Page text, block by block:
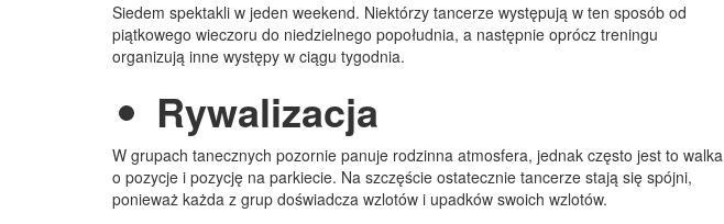
Siedem spektakli w jeden weekend. Niektórzy tancerze występują w ten sposób od
piątkowego wieczoru do niedzielnego popołudnia, a następnie oprócz treningu
organizują inne występy w ciągu tygodnia.
Rywalizacja
W grupach tanecznych pozornie panuje rodzinna atmosfera, jednak często jest to walka
o pozycje i pozycję na parkiecie. Na szczęście ostatecznie tancerze stają się spójni,
ponieważ każda z grup doświadcza wzlotów i upadków swoich wzlotów.